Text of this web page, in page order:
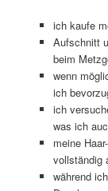
ich kaufe
Aufschnitt
beim
wenn
ich
ich
was ich
meine
vollständig
während